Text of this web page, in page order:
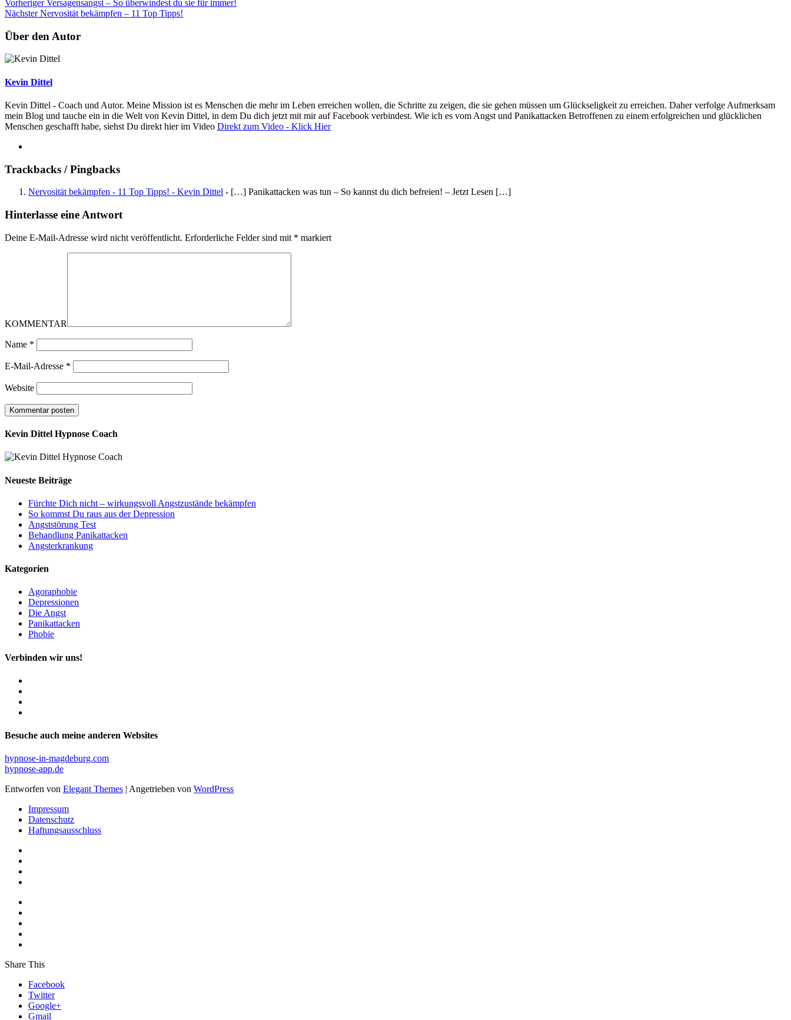
Vorheriger Versagensangst – So überwindest du sie für immer!
Nächster Nervosität bekämpfen – 11 Top Tipps!
Über den Autor
Kevin Dittel
Kevin Dittel - Coach und Autor. Meine Mission ist es Menschen die mehr im Leben erreichen wollen, die Schritte zu zeigen, die sie gehen müssen um Glückseligkeit zu erreichen. Daher verfolge Aufmerksam
mein Blog und tauche ein in die Welt von Kevin Dittel, in dem Du dich jetzt mit mir auf Facebook verbindest. Wie ich es vom Angst und Panikattacken Betroffenen zu einem erfolgreichen und glücklichen
Menschen geschafft habe, siehst Du direkt hier im Video Direkt zum Video - Klick Hier
Trackbacks / Pingbacks
Nervosität bekämpfen - 11 Top Tipps! - Kevin Dittel - […] Panikattacken was tun – So kannst du dich befreien! – Jetzt Lesen […]
Hinterlasse eine Antwort
Deine E-Mail-Adresse wird nicht veröffentlicht. Erforderliche Felder sind mit * markiert
KOMMENTAR
Name *
E-Mail-Adresse *
Website
Kevin Dittel Hypnose Coach
Neueste Beiträge
Fürchte Dich nicht – wirkungsvoll Angstzustände bekämpfen
So kommst Du raus aus der Depression
Angststörung Test
Behandlung Panikattacken
Angsterkrankung
Kategorien
Agoraphobie
Depressionen
Die Angst
Panikattacken
Phobie
Verbinden wir uns!
Besuche auch meine anderen Websites
hypnose-in-magdeburg.com
hypnose-app.de
Entworfen von Elegant Themes | Angetrieben von WordPress
Impressum
Datenschutz
Haftungsausschluss
Share This
Facebook
Twitter
Google+
Gmail